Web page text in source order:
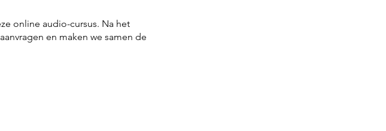
online audio-cursus. Na het
en maken we samen de